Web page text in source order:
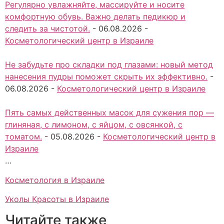
Регулярно увлажняйте, массируйте и носите
комфортную обувь. Важно делать педикюр и
следить за чистотой. - 06.08.2026 -
Косметологический центр в Израиле
Не забудьте про складки под глазами: новый метод
нанесения пудры поможет скрыть их эффективно. -
06.08.2026 - Косметологический центр в Израиле
Пять самых действенных масок для сужения пор —
глиняная, с лимоном, с яйцом, с овсянкой, с
томатом. - 05.08.2026 - Косметологический центр в
Израиле
…
Косметология в Израиле
Уколы Красоты в Израиле
Читайте также